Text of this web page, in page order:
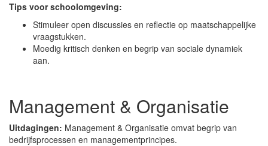
Tips voor schoolomgeving:
Stimuleer open discussies en reflectie op maatschappelijke
vraagstukken.
Moedig kritisch denken en begrip van sociale dynamiek
aan.
Management & Organisatie
Uitdagingen: Management & Organisatie omvat begrip van
bedrijfsprocessen en managementprincipes.